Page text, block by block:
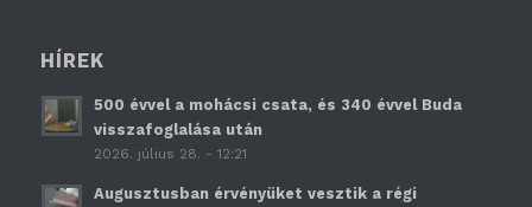
HÍREK
500 évvel a mohácsi csata, és 340 évvel Buda
visszafoglalása után
2026. július 28. - 12:21
Augusztusban érvényüket vesztik a régi